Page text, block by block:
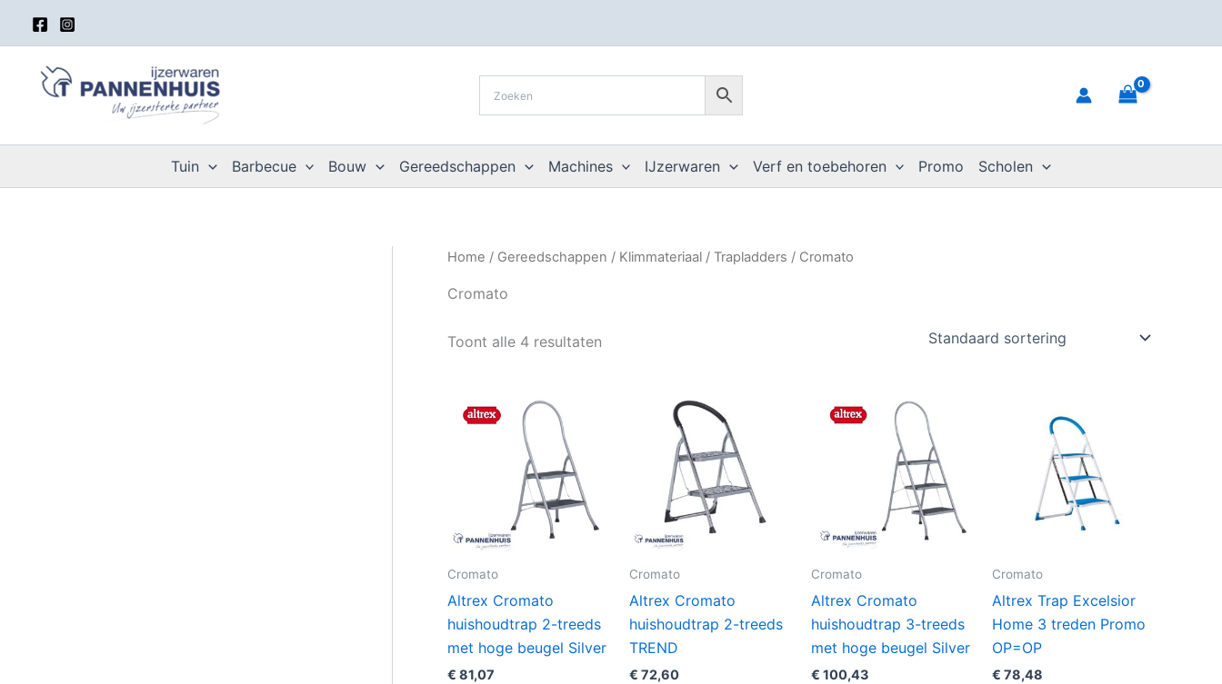
inhoud
Tuin Barbecue Bouw Gereedschappen Machines IJzerwaren Verf en toebehoren Promo Scholen
Home / Gereedschappen / Klimmateriaal / Trapladders / Cromato
Cromato
Toont alle 4 resultaten
Cromato
Altrex Cromato
huishoudtrap 2-treeds
met hoge beugel Silver
€ 81,07
Cromato
Altrex Cromato
huishoudtrap 2-treeds
TREND
€ 72,60
Cromato
Altrex Cromato
huishoudtrap 3-treeds
met hoge beugel Silver
€ 100,43
Cromato
Altrex Trap Excelsior
Home 3 treden Promo
OP=OP
€ 78,48